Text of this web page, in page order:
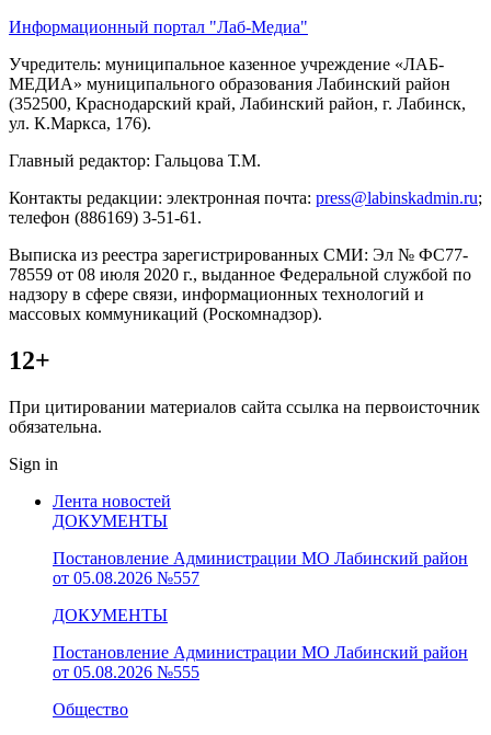
Информационный портал "Лаб-Медиа"
Учредитель: муниципальное казенное учреждение «ЛАБ-
МЕДИА» муниципального образования Лабинский район
(352500, Краснодарский край, Лабинский район, г. Лабинск,
ул. К.Маркса, 176).
Главный редактор: Гальцова Т.М.
Контакты редакции: электронная почта: press@labinskadmin.ru;
телефон (886169) 3-51-61.
Выписка из реестра зарегистрированных СМИ: Эл № ФС77-
78559 от 08 июля 2020 г., выданное Федеральной службой по
надзору в сфере связи, информационных технологий и
массовых коммуникаций (Роскомнадзор).
12+
При цитировании материалов сайта ссылка на первоисточник
обязательна.
Sign in
Лента новостей
ДОКУМЕНТЫ
Постановление Администрации МО Лабинский район
от 05.08.2026 №557
ДОКУМЕНТЫ
Постановление Администрации МО Лабинский район
от 05.08.2026 №555
Общество